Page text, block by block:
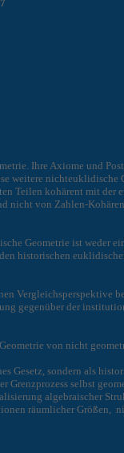
Ihre Axiome und
weitere
Teilen kohärent mit
nicht von Zahlen-
Geometrie ist weder
den historischen
gegenüber der
von nicht
Gesetz, sondern als
Grenzprozess selbst
algebraischer
räumlicher Größen,